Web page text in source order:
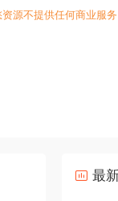
源不提供任何商业服
最